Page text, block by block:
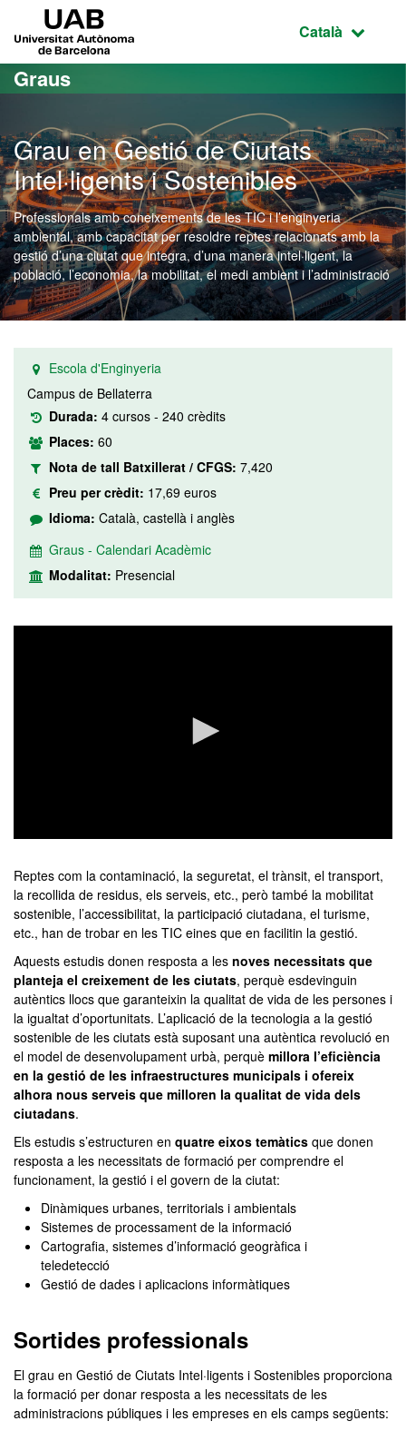
Ves al contingut principal
Ves a la navegació de la pàgina
Idioma
Català
Graus
Grau en Gestió de Ciutats
Intel·ligents i Sostenibles
Professionals amb coneixements de les TIC i l’enginyeria
ambiental, amb capacitat per resoldre reptes relacionats amb la
gestió d’una ciutat que integra, d’una manera intel·ligent, la
població, l’economia, la mobilitat, el medi ambient i l’administració
Escola d'Enginyeria
Campus de Bellaterra
Durada: 4 cursos - 240 crèdits
Places: 60
Nota de tall Batxillerat / CFGS: 7,420
Preu per crèdit: 17,69 euros
Idioma: Català, castellà i anglès
Graus - Calendari Acadèmic
Modalitat: Presencial
of
0
seconds
Reptes com la contaminació, la seguretat, el trànsit, el transport,
la recollida de residus, els serveis, etc., però també la mobilitat
sostenible, l’accessibilitat, la participació ciutadana, el turisme,
etc., han de trobar en les TIC eines que en facilitin la gestió.
Aquests estudis donen resposta a les noves necessitats que
planteja el creixement de les ciutats, perquè esdevinguin
autèntics llocs que garanteixin la qualitat de vida de les persones i
la igualtat d’oportunitats. L’aplicació de la tecnologia a la gestió
sostenible de les ciutats està suposant una autèntica revolució en
el model de desenvolupament urbà, perquè millora l’eficiència
en la gestió de les infraestructures municipals i ofereix
alhora nous serveis que milloren la qualitat de vida dels
ciutadans.
Els estudis s’estructuren en quatre eixos temàtics que donen
resposta a les necessitats de formació per comprendre el
funcionament, la gestió i el govern de la ciutat:
Dinàmiques urbanes, territorials i ambientals
Sistemes de processament de la informació
Cartografia, sistemes d’informació geogràfica i
teledetecció
Gestió de dades i aplicacions informàtiques
Sortides professionals
El grau en Gestió de Ciutats Intel·ligents i Sostenibles proporciona
la formació per donar resposta a les necessitats de les
administracions públiques i les empreses en els camps següents: